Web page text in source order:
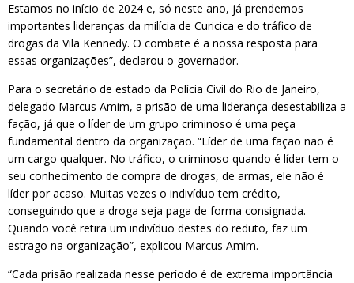
Estamos no início de 2024 e, só neste ano, já prendemos
importantes lideranças da milícia de Curicica e do tráfico de
drogas da Vila Kennedy. O combate é a nossa resposta para
essas organizações”, declarou o governador.
Para o secretário de estado da Polícia Civil do Rio de Janeiro,
delegado Marcus Amim, a prisão de uma liderança desestabiliza a
fação, já que o líder de um grupo criminoso é uma peça
fundamental dentro da organização. “Líder de uma fação não é
um cargo qualquer. No tráfico, o criminoso quando é líder tem o
seu conhecimento de compra de drogas, de armas, ele não é
líder por acaso. Muitas vezes o indivíduo tem crédito,
conseguindo que a droga seja paga de forma consignada.
Quando você retira um indivíduo destes do reduto, faz um
estrago na organização”, explicou Marcus Amim.
“Cada prisão realizada nesse período é de extrema importância